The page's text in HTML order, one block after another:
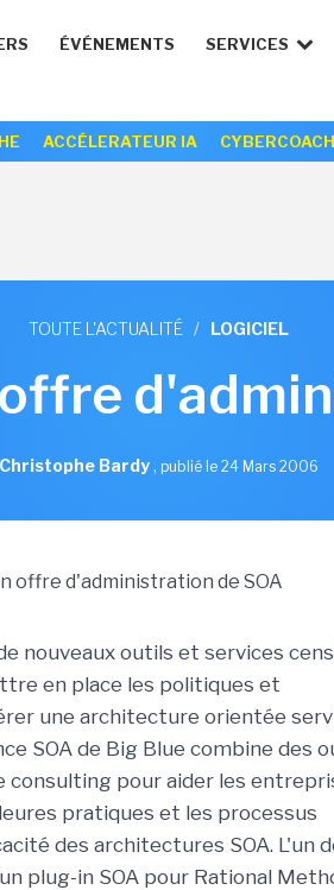
ÉVÉNEMENTS SERVICES
ACCÉLERATEUR IA CYBERCOACH
TOUTE L'ACTUALITÉ / LOGICIEL
Christophe Bardy, publié le 24 Mars 2006
nouveaux outils et services
en place les politiques et
une architecture orientée
SOA de Big Blue combine des
consulting pour aider les
pratiques et les processus
des architectures SOA. L'un
plug-in SOA pour Rational